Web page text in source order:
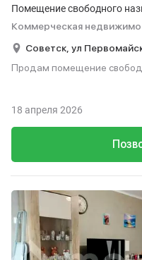
Помещение свободного
Коммерческая
Советск, ул
Продам помещение
18 апреля 2026